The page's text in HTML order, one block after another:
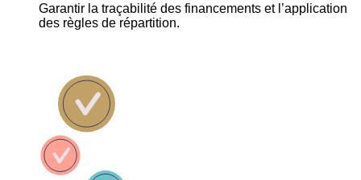
Garantir la traçabilité des financements et l’application
des règles de répartition.